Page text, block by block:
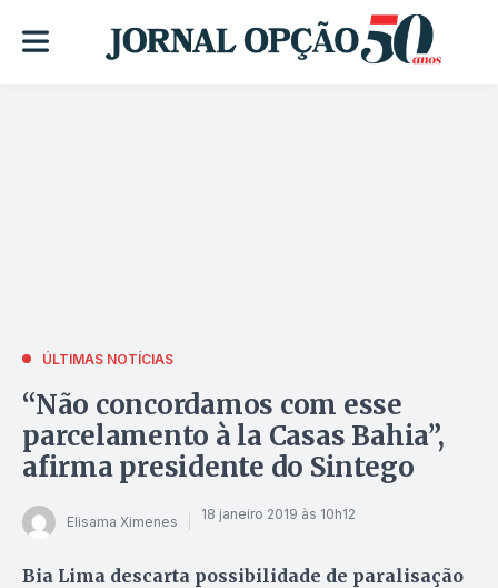
ÚLTIMAS NOTÍCIAS
“Não concordamos com esse
parcelamento à la Casas Bahia”,
afirma presidente do Sintego
Elisama Ximenes 18 janeiro 2019 às 10h12
Bia Lima descarta possibilidade de paralisação